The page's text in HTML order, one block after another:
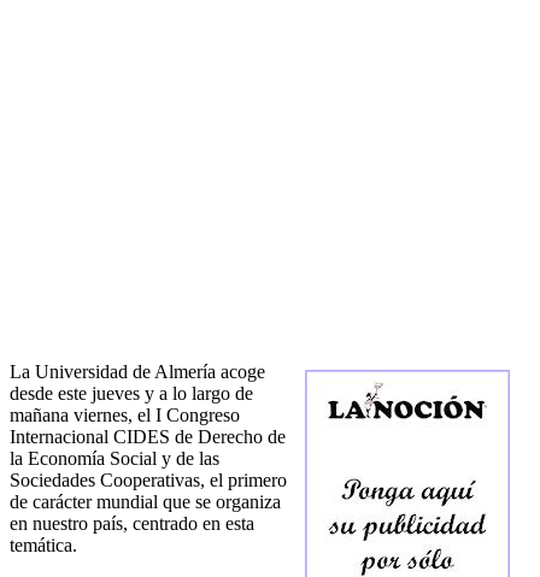
La Universidad de Almería acoge
desde este jueves y a lo largo de
mañana viernes, el I Congreso
Internacional CIDES de Derecho de
la Economía Social y de las
Sociedades Cooperativas, el primero
de carácter mundial que se organiza
en nuestro país, centrado en esta
temática.